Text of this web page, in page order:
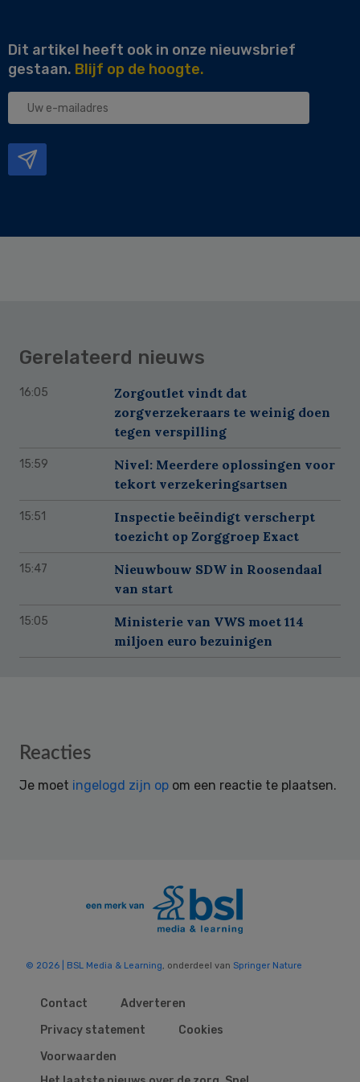
Dit artikel heeft ook in onze nieuwsbrief
gestaan. Blijf op de hoogte.
Uw
Gerelateerd nieuws
16:05
Zorgoutlet vindt dat
zorgverzekeraars te weinig doen
tegen verspilling
15:59
Nivel: Meerdere oplossingen voor
tekort verzekeringsartsen
15:51
Inspectie beëindigt verscherpt
toezicht op Zorggroep Exact
15:47
Nieuwbouw SDW in Roosendaal
van start
15:05
Ministerie van VWS moet 114
miljoen euro bezuinigen
Reader
Reacties
Je moet ingelogd zijn op om een reactie te plaatsen.
© 2026 | BSL Media & Learning, onderdeel van Springer Nature
Contact
Adverteren
Privacy statement
Cookies
Voorwaarden